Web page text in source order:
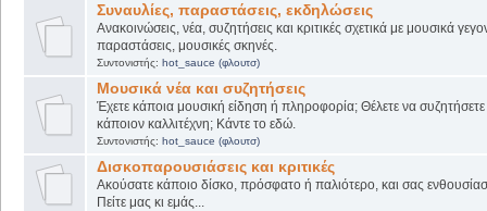
Συναυλίες, παραστάσεις, εκδηλώσεις
Ανακοινώσεις, νέα, συζητήσεις και κριτικές σχετικά με μουσικά
παραστάσεις, μουσικές σκηνές.
Συντονιστής: hot_sauce (φλουτσ)
Μουσικά νέα και συζητήσεις
Έχετε κάποια μουσική είδηση ή πληροφορία; Θέλετε να
κάποιον καλλιτέχνη; Κάντε το εδώ.
Συντονιστής: hot_sauce (φλουτσ)
Δισκοπαρουσιάσεις και κριτικές
Ακούσατε κάποιο δίσκο, πρόσφατο ή παλιότερο, και σας
Πείτε μας κι εμάς...